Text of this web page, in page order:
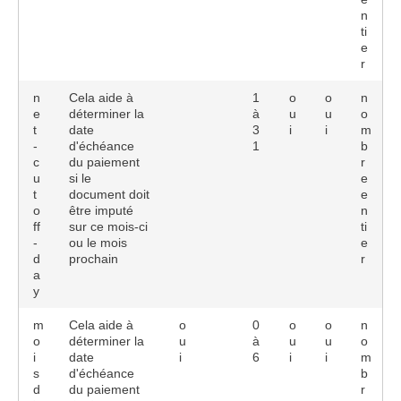
n
ti
e
r
n
e
t
-
c
u
t
o
ff
-
d
a
y
Cela aide à
déterminer la
date
d'échéance
du paiement
si le
document doit
être imputé
sur ce mois-ci
ou le mois
prochain
1
à
3
1
o
u
i
o
u
i
n
o
m
b
r
e
e
n
ti
e
r
m
o
i
s
d
Cela aide à
déterminer la
date
d'échéance
du paiement
o
u
i
0
à
6
o
u
i
o
u
i
n
o
m
b
r